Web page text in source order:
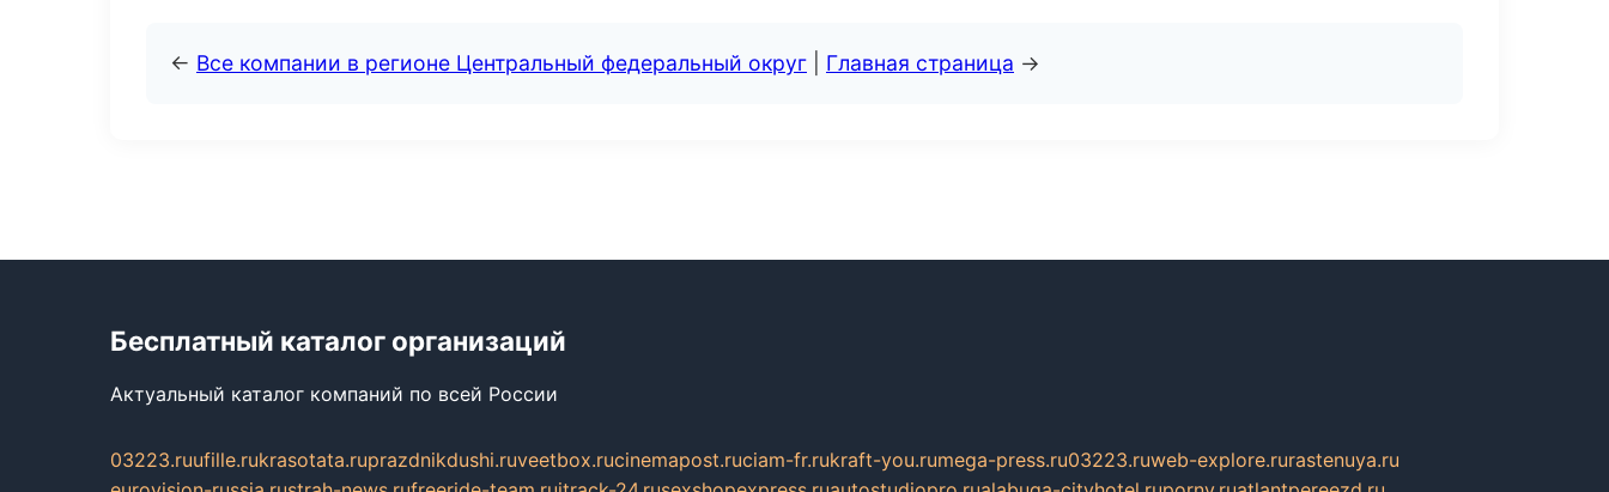
← Все компании в регионе Центральный федеральный округ Главная страница →
Бесплатный каталог организаций
Актуальный каталог компаний по всей России
03223.ruufille.rukrasotata.ruprazdnikdushi.ruveetbox.rucinemapost.ruciam-fr.rukraft-you.rumega-press.ru03223.ruweb-explore.rurastenuya.ru